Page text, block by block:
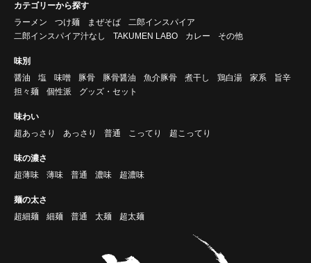
カテゴリーから探す
ラーメン
つけ麺 まぜそば
二郎インスパイア
二郎インスパイア汁なし
TAKUMEN LABO カレー その他
味別
醤油
塩 味噌 豚骨 豚骨醤油 魚介豚骨 煮干し 鶏白湯 家系
旨辛
担々麺
個性派 グッズ・セット
味わい
超あっさり
あっさり 普通 こってり 超こってり
味の濃さ
超薄味
薄味 普通 濃味 超濃味
麺の太さ
超細麺
細麺 普通 太麺 超太麺